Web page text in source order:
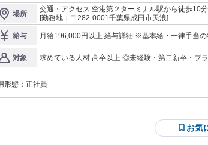
らの輸入時の 貿易に関するデータ入力や書類作成など 各種事
各種書類の作成 ・インボイス（輸出入貨物の請求書） ・
キングリスト （貨物の梱包情報を記載した書類） ・送り状 ・
機器を使用してのデータ入力作業 ・貨物の品目・数量・価格
・航空会社のシステムへ貨物予約情報 ・輸出入申告のための税
インボイスや送り状の フォーマット作成・修正 まずはデータ入力などから
め 徐々に業務の幅を広げていけばOK！ 送り状などの書類を正
がスムーズに輸出入できるよう サポートする重要な役割です。 また、税関
会社・取引先など 関係各所とのやり取りや調整なども。 日本
える方は、語学力を生 かして活躍することもできますよ！
！ 仕事に活かせる資格の取得を奨励！ 受験費用は当社で負担
場所
交通・アクセス 空港第２ターミナル駅から徒歩10分
[勤務地：〒282-0001千葉県成田市天浪]
給与
月給196,000円以上 給与詳細 ※基本給・一律手当の総額 基本給：月給 17万円 〜 固定残業代：なし 【
あたり2万6000円 〜 ▼月給内訳 基本給：170,000円 地域手当：5,000円 住宅手当：15,000円 地域住宅手当：
6,000円 計：196,000円 ＊昇給年1回 ＊交通費支給（月5万円まで） ＊時間外手当 ＊その他各種手当 ＊グッドプ
レイ賞／ファインプレイ
対象
求めている人材 高卒以上 ◎未経験・第二新卒・ブ
実務経験 ・NACCSの実務経験 ・通関士資格 ・IATAディプロ
です。 日常生活でふと手に取る商品にも、 自分
あれば、 経験がなくても活躍できる仕事です。
形態： 正社員
お気